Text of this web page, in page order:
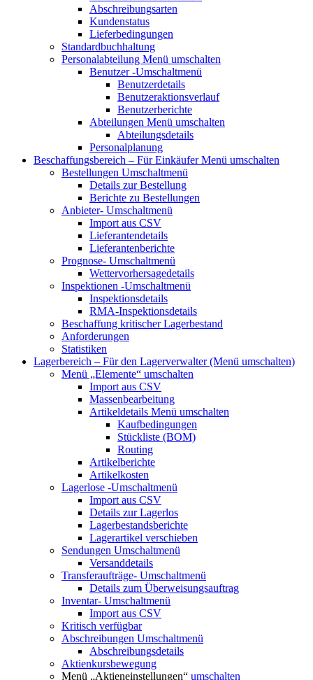
Abschreibungsarten
Kundenstatus
Lieferbedingungen
Standardbuchhaltung
Personalabteilung Menü umschalten
Benutzer-Umschaltmenü
Benutzerdetails
Benutzeraktionsverlauf
Benutzerberichte
Abteilungen Menü umschalten
Abteilungsdetails
Personalplanung
Beschaffungsbereich – Für EinkäuferMenü umschalten
Bestellungen Umschaltmenü
Details zur Bestellung
Berichte zu Bestellungen
Anbieter- Umschaltmenü
Import aus CSV
Lieferantendetails
Lieferantenberichte
Prognose- Umschaltmenü
Wettervorhersagedetails
Inspektionen -Umschaltmenü
Inspektionsdetails
RMA-Inspektionsdetails
Beschaffung kritischer Lagerbestand
Anforderungen
Statistiken
Lagerbereich – Für den Lagerverwalter(Menü umschalten)
Menü „Elemente“ umschalten
Import aus CSV
Massenbearbeitung
Artikeldetails Menü umschalten
Kaufbedingungen
Stückliste (BOM)
Routing
Artikelberichte
Artikelkosten
Lagerlose -Umschaltmenü
Import aus CSV
Details zur Lagerlos
Lagerbestandsberichte
Lagerartikel verschieben
Sendungen Umschaltmenü
Versanddetails
Transferaufträge- Umschaltmenü
Details zum Überweisungsauftrag
Inventar- Umschaltmenü
Import aus CSV
Kritisch verfügbar
Abschreibungen Umschaltmenü
Abschreibungsdetails
Aktienkursbewegung
Menü „Aktieneinstellungen“ umschalten